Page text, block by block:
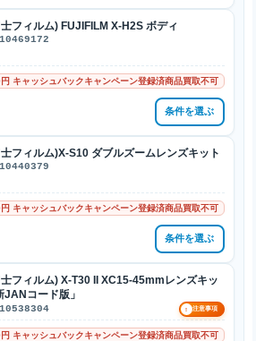
フィルム) FUJIFILM X-H2S ボディ
キャッシュバックキャンペーン登録済商品買取不可
条件を選ぶ
フィルム)X-S10 ダブルズームレンズキット
キャッシュバックキャンペーン登録済商品買取不可
条件を選ぶ
フィルム) X-T30 II XC15-45mmレンズキッ
JANコード版」
! 注意事項
キャッシュバックキャンペーン登録済商品買取不可